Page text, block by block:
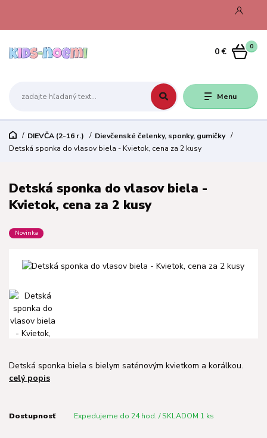
Menu
0
0 €
DIEVČA (2-16 r.)
Dievčenské čelenky, sponky, gumičky
Detská sponka do vlasov biela - Kvietok, cena za 2 kusy
Detská sponka do vlasov biela -
Kvietok, cena za 2 kusy
Novinka
Detská sponka biela s bielym saténovým kvietkom a korálkou.
celý popis
Dostupnosť Expedujeme do 24 hod. / SKLADOM 1 ks